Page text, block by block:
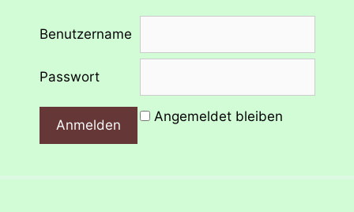
Benutzername
Passwort
Angemeldet bleiben